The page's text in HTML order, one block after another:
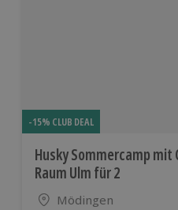
-15% CLUB DEAL
Husky Sommercamp
Raum Ulm für 2
Standort
Mödingen